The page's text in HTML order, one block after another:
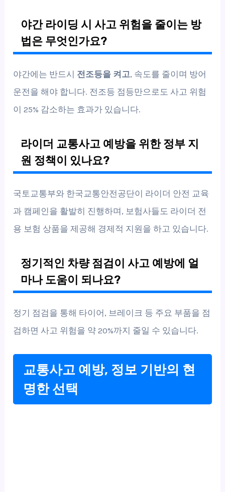
야간 라이딩 시 사고 위험을 줄이는 방
법은 무엇인가요?
야간에는 반드시 전조등을 켜고, 속도를 줄이며 방어
운전을 해야 합니다. 전조등 점등만으로도 사고 위험
이 25% 감소하는 효과가 있습니다.
라이더 교통사고 예방을 위한 정부 지
원 정책이 있나요?
국토교통부와 한국교통안전공단이 라이더 안전 교육
과 캠페인을 활발히 진행하며, 보험사들도 라이더 전
용 보험 상품을 제공해 경제적 지원을 하고 있습니다.
정기적인 차량 점검이 사고 예방에 얼
마나 도움이 되나요?
정기 점검을 통해 타이어, 브레이크 등 주요 부품을 점
검하면 사고 위험을 약 20%까지 줄일 수 있습니다.
교통사고 예방, 정보 기반의 현
명한 선택